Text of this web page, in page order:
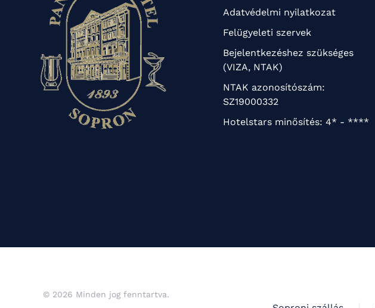
Adatvédelmi nyilatkozat
Felügyeleti szervek
Bejelentkezéshez szükséges
(VIZA, NTAK)
NTAK azonosítószám:
SZ19000332
Hotelstars minősítés: 4* - ****
© 2026 Minden jog fenntartva.